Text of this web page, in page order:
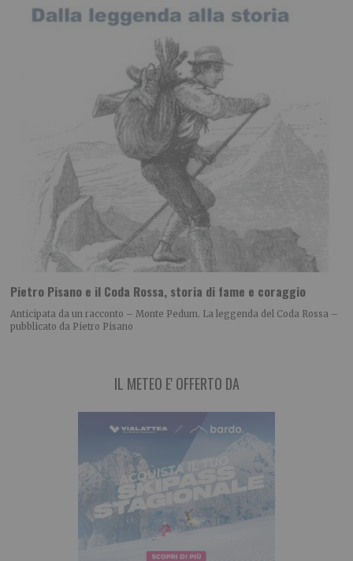
Pietro Pisano e il Coda Rossa, storia di fame e coraggio
Anticipata da un racconto – Monte Pedum. La leggenda del Coda Rossa –
pubblicato da Pietro Pisano
IL METEO E' OFFERTO DA